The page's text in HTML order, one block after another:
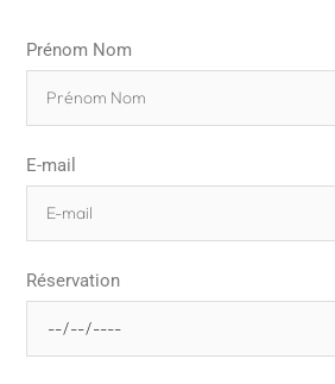
Prénom Nom
E-mail
Réservation